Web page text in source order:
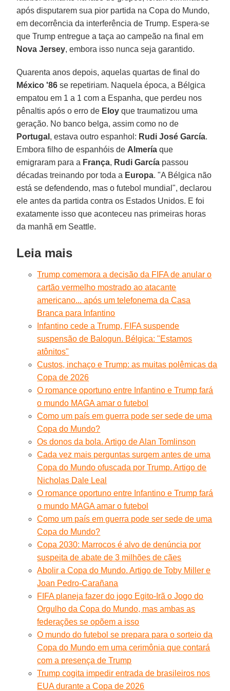
após disputarem sua pior partida na Copa do Mundo,
em decorrência da interferência de Trump. Espera-se
que Trump entregue a taça ao campeão na final em
Nova Jersey, embora isso nunca seja garantido.
Quarenta anos depois, aquelas quartas de final do
México '86 se repetiriam. Naquela época, a Bélgica
empatou em 1 a 1 com a Espanha, que perdeu nos
pênaltis após o erro de Eloy que traumatizou uma
geração. No banco belga, assim como no de
Portugal , estava outro espanhol: Rudi José García.
Embora filho de espanhóis de Almería que
emigraram para a França, Rudi García passou
décadas treinando por toda a Europa. "A Bélgica não
está se defendendo, mas o futebol mundial", declarou
ele antes da partida contra os Estados Unidos. E foi
exatamente isso que aconteceu nas primeiras horas
da manhã em Seattle.
Leia mais
Trump comemora a decisão da FIFA de anular o
cartão vermelho mostrado ao atacante
americano... após um telefonema da Casa
Branca para Infantino
Infantino cede a Trump, FIFA suspende
suspensão de Balogun. Bélgica: "Estamos
atônitos"
Custos, inchaço e Trump: as muitas polêmicas da
Copa de 2026
O romance oportuno entre Infantino e Trump fará
o mundo MAGA amar o futebol
Como um país em guerra pode ser sede de uma
Copa do Mundo?
Os donos da bola. Artigo de Alan Tomlinson
Cada vez mais perguntas surgem antes de uma
Copa do Mundo ofuscada por Trump. Artigo de
Nicholas Dale Leal
O romance oportuno entre Infantino e Trump fará
o mundo MAGA amar o futebol
Como um país em guerra pode ser sede de uma
Copa do Mundo?
Copa 2030: Marrocos é alvo de denúncia por
suspeita de abate de 3 milhões de cães
Abolir a Copa do Mundo. Artigo de Toby Miller e
Joan Pedro-Carañana
FIFA planeja fazer do jogo Egito-Irã o Jogo do
Orgulho da Copa do Mundo, mas ambas as
federações se opõem a isso
O mundo do futebol se prepara para o sorteio da
Copa do Mundo em uma cerimônia que contará
com a presença de Trump
Trump cogita impedir entrada de brasileiros nos
EUA durante a Copa de 2026